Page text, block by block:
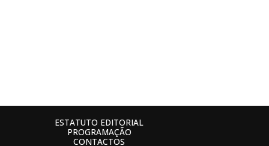
ESTATUTO EDITORIAL
PROGRAMAÇÃO
CONTACTOS